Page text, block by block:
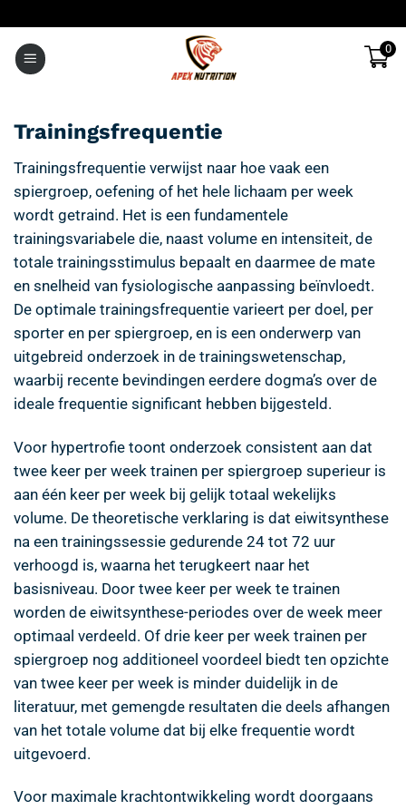
inhoud
0
Trainingsfrequentie
Trainingsfrequentie verwijst naar hoe vaak een
spiergroep, oefening of het hele lichaam per week
wordt getraind. Het is een fundamentele
trainingsvariabele die, naast volume en intensiteit, de
totale trainingsstimulus bepaalt en daarmee de mate
en snelheid van fysiologische aanpassing beïnvloedt.
De optimale trainingsfrequentie varieert per doel, per
sporter en per spiergroep, en is een onderwerp van
uitgebreid onderzoek in de trainingswetenschap,
waarbij recente bevindingen eerdere dogma’s over de
ideale frequentie significant hebben bijgesteld.
Voor hypertrofie toont onderzoek consistent aan dat
twee keer per week trainen per spiergroep superieur is
aan één keer per week bij gelijk totaal wekelijks
volume. De theoretische verklaring is dat eiwitsynthese
na een trainingssessie gedurende 24 tot 72 uur
verhoogd is, waarna het terugkeert naar het
basisniveau. Door twee keer per week te trainen
worden de eiwitsynthese-periodes over de week meer
optimaal verdeeld. Of drie keer per week trainen per
spiergroep nog additioneel voordeel biedt ten opzichte
van twee keer per week is minder duidelijk in de
literatuur, met gemengde resultaten die deels afhangen
van het totale volume dat bij elke frequentie wordt
uitgevoerd.
Voor maximale krachtontwikkeling wordt doorgaans